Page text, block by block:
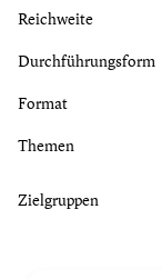
Reichweite
Durchführungsform
Format
Themen
Zielgruppen